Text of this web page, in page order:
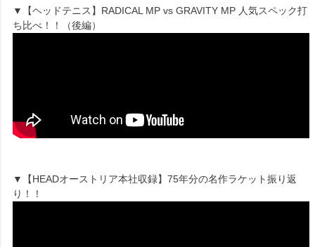
▼【ヘッドテニス】RADICAL MP vs GRAVITY MP 人気スペック打
ち比べ！！（後編）
▼【HEADオーストリア本社収録】75年分の名作ラケット振り返
り！！